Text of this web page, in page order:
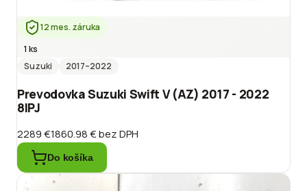
12 mes. záruka
1 ks
Suzuki
2017–2022
Prevodovka Suzuki Swift V (AZ) 2017 - 2022
8IPJ
2289 €1860.98 €bez DPH
Do košíka